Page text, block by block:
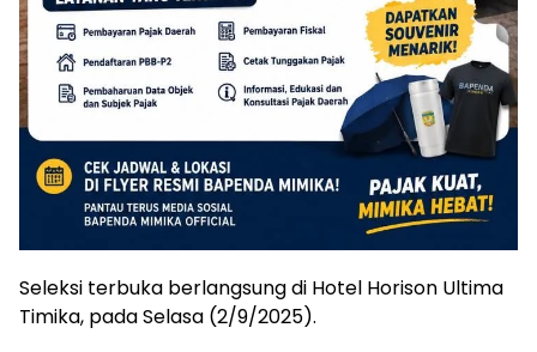
Seleksi terbuka berlangsung di Hotel Horison Ultima
Timika, pada Selasa (2/9/2025).